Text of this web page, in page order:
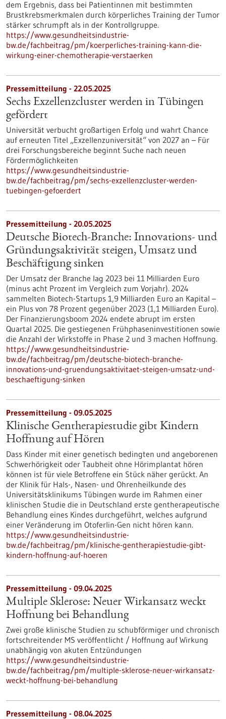
dem Ergebnis, dass bei Patientinnen mit bestimmten
Brustkrebsmerkmalen durch körperliches Training der Tumor
stärker schrumpft als in der Kontrollgruppe.
https://www.gesundheitsindustrie-
bw.de/fachbeitrag/pm/koerperliches-training-kann-die-
wirkung-einer-chemotherapie-verstaerken
Pressemitteilung - 22.05.2025
Sechs Exzellenzcluster werden in Tübingen
gefördert
Universität verbucht großartigen Erfolg und wahrt Chance
auf erneuten Titel „Exzellenzuniversität“ von 2027 an – Für
drei Forschungsbereiche beginnt Suche nach neuen
Fördermöglichkeiten
https://www.gesundheitsindustrie-
bw.de/fachbeitrag/pm/sechs-exzellenzcluster-werden-
tuebingen-gefoerdert
Pressemitteilung - 20.05.2025
Deutsche Biotech-Branche: Innovations- und
Gründungsaktivität steigen, Umsatz und
Beschäftigung sinken
Der Umsatz der Branche lag 2023 bei 11 Milliarden Euro
(minus acht Prozent im Vergleich zum Vorjahr). 2024
sammelten Biotech-Startups 1,9 Milliarden Euro an Kapital –
ein Plus von 78 Prozent gegenüber 2023 (1,1 Milliarden Euro).
Der Finanzierungsboom 2024 endete abrupt im ersten
Quartal 2025. Die gestiegenen Frühphaseninvestitionen sowie
die Anzahl der Wirkstoffe in Phase 2 und 3 machen Hoffnung.
https://www.gesundheitsindustrie-
bw.de/fachbeitrag/pm/deutsche-biotech-branche-
innovations-und-gruendungsaktivitaet-steigen-umsatz-und-
beschaeftigung-sinken
Pressemitteilung - 09.05.2025
Klinische Gentherapiestudie gibt Kindern
Hoffnung auf Hören
Dass Kinder mit einer genetisch bedingten und angeborenen
Schwerhörigkeit oder Taubheit ohne Hörimplantat hören
können ist für viele Betroffene ein Stück näher gerückt. An
der Klinik für Hals-, Nasen- und Ohrenheilkunde des
Universitätsklinikums Tübingen wurde im Rahmen einer
klinischen Studie die in Deutschland erste gentherapeutische
Behandlung eines Kindes durchgeführt, welches aufgrund
einer Veränderung im Otoferlin-Gen nicht hören kann.
https://www.gesundheitsindustrie-
bw.de/fachbeitrag/pm/klinische-gentherapiestudie-gibt-
kindern-hoffnung-auf-hoeren
Pressemitteilung - 09.04.2025
Multiple Sklerose: Neuer Wirkansatz weckt
Hoffnung bei Behandlung
Zwei große klinische Studien zu schubförmiger und chronisch
fortschreitender MS veröffentlicht / Hoffnung auf Wirkung
unabhängig von akuten Entzündungen
https://www.gesundheitsindustrie-
bw.de/fachbeitrag/pm/multiple-sklerose-neuer-wirkansatz-
weckt-hoffnung-bei-behandlung
Pressemitteilung - 08.04.2025